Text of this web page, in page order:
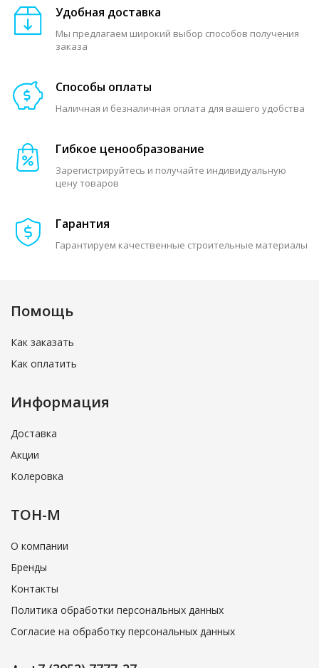
Удобная доставка
Мы предлагаем широкий выбор способов получения
заказа
Способы оплаты
Наличная и безналичная оплата для вашего удобства
Гибкое ценообразование
Зарегистрируйтесь и получайте индивидуальную
цену товаров
Гарантия
Гарантируем качественные строительные материалы
Помощь
Как заказать
Как оплатить
Информация
Доставка
Акции
Колеровка
ТОН-М
О компании
Бренды
Контакты
Политика обработки персональных данных
Согласие на обработку персональных данных